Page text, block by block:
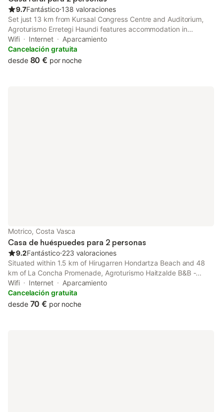
9.7Fantástico⋅138 valoraciones
Set just 13 km from Kursaal Congress Centre and Auditorium,
Agroturismo Erretegi Haundi features accommodation in
Oiartzun with access to a garden, a shared lounge, as well as a
shared kitchen. The property has mountain and garden views,
and is 7.
Wifi Internet
Aparcamiento
Cancelación gratuita
desde 80 € por noche
Motrico, Costa Vasca
Casa de huéspuedes para 2 personas
9.2Fantástico⋅223 valoraciones
Situated within 1.5 km of Hirugarren Hondartza Beach and 48
km of La Concha Promenade, Agroturismo Haitzalde B&B -
Adults Only features rooms with air conditioning and a private
bathroom in Mutriku.
Wifi Internet
Aparcamiento
Cancelación gratuita
desde 70 € por noche